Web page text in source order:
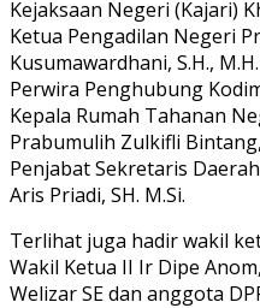
Kejaksaan Negeri (Kajari)
Ketua Pengadilan Negeri
Kusumawardhani, S.H., M.H.
Perwira Penghubung
Kepala Rumah Tahanan
Prabumulih Zulkifli Bintang,
Penjabat Sekretaris
Aris Priadi, SH. M.Si.
Terlihat juga hadir wakil
Wakil Ketua II Ir Dipe
Welizar SE dan anggota